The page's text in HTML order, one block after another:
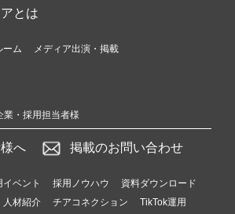
とは
ーム
メディア出演・掲載
業・採用担当者様
へ 掲載のお問い合わせ
イベント 採用ノウハウ
資料ダウンロード
人材紹介 チアコネクション
TikTok運用